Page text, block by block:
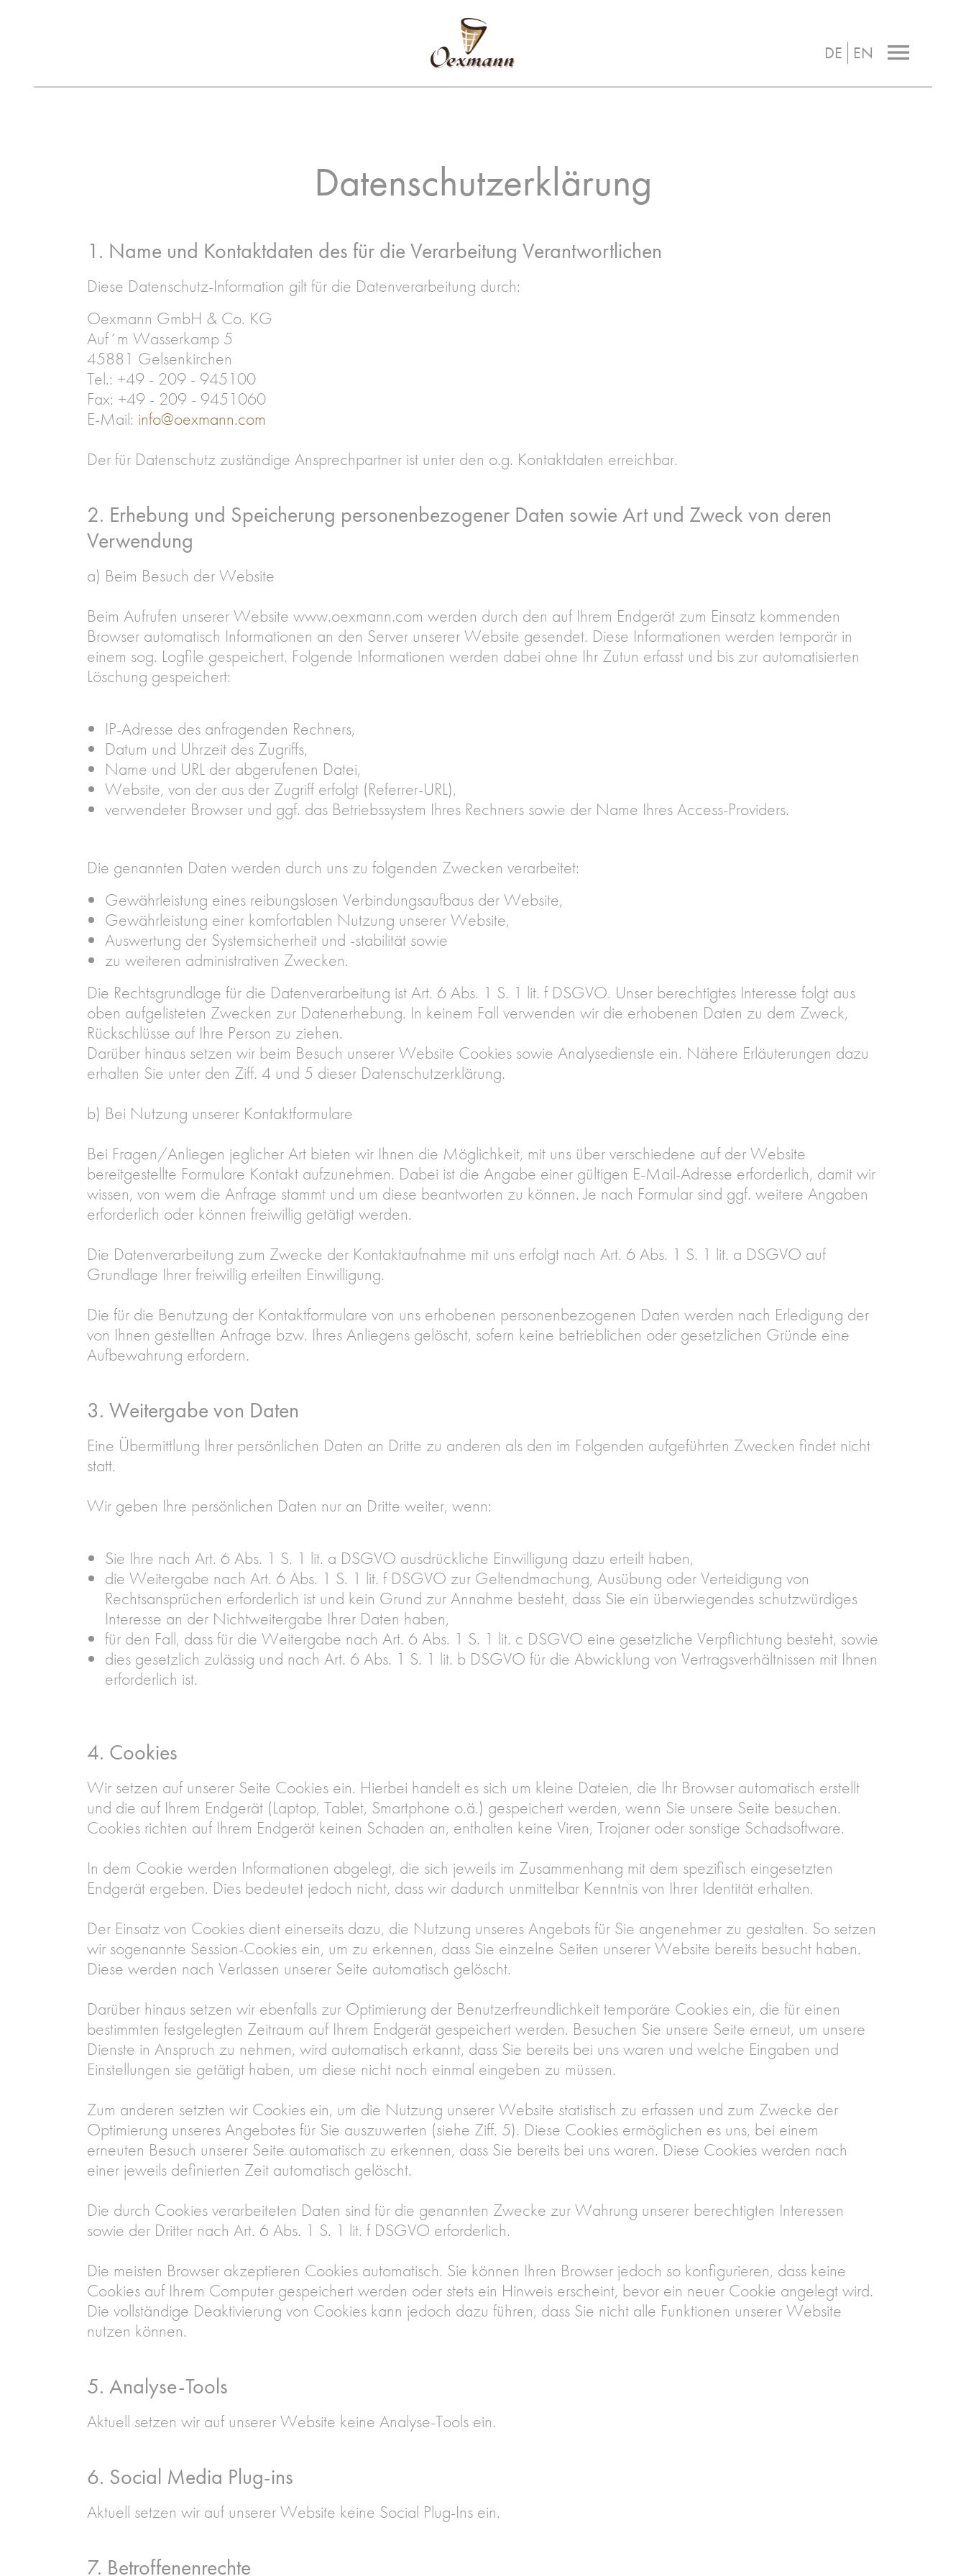
DE | EN menu
Datenschutzerklärung
1. Name und Kontaktdaten des für die Verarbeitung Verantwortlichen
Diese Datenschutz-Information gilt für die Datenverarbeitung durch:
Oexmann GmbH & Co. KG
Auf´m Wasserkamp 5
45881 Gelsenkirchen
Tel.: +49 - 209 - 945100
Fax: +49 - 209 - 9451060
E-Mail: info@oexmann.com
Der für Datenschutz zuständige Ansprechpartner ist unter den o.g. Kontaktdaten erreichbar.
2. Erhebung und Speicherung personenbezogener Daten sowie Art und Zweck von deren
Verwendung
a) Beim Besuch der Website
Beim Aufrufen unserer Website www.oexmann.com werden durch den auf Ihrem Endgerät zum Einsatz kommenden
Browser automatisch Informationen an den Server unserer Website gesendet. Diese Informationen werden temporär in
einem sog. Logfile gespeichert. Folgende Informationen werden dabei ohne Ihr Zutun erfasst und bis zur automatisierten
Löschung gespeichert:
IP-Adresse des anfragenden Rechners,
Datum und Uhrzeit des Zugriffs,
Name und URL der abgerufenen Datei,
Website, von der aus der Zugriff erfolgt (Referrer-URL),
verwendeter Browser und ggf. das Betriebssystem Ihres Rechners sowie der Name Ihres Access-Providers.
Die genannten Daten werden durch uns zu folgenden Zwecken verarbeitet:
Gewährleistung eines reibungslosen Verbindungsaufbaus der Website,
Gewährleistung einer komfortablen Nutzung unserer Website,
Auswertung der Systemsicherheit und -stabilität sowie
zu weiteren administrativen Zwecken.
Die Rechtsgrundlage für die Datenverarbeitung ist Art. 6 Abs. 1 S. 1 lit. f DSGVO. Unser berechtigtes Interesse folgt aus
oben aufgelisteten Zwecken zur Datenerhebung. In keinem Fall verwenden wir die erhobenen Daten zu dem Zweck,
Rückschlüsse auf Ihre Person zu ziehen.
Darüber hinaus setzen wir beim Besuch unserer Website Cookies sowie Analysedienste ein. Nähere Erläuterungen dazu
erhalten Sie unter den Ziff. 4 und 5 dieser Datenschutzerklärung.
b) Bei Nutzung unserer Kontaktformulare
Bei Fragen/Anliegen jeglicher Art bieten wir Ihnen die Möglichkeit, mit uns über verschiedene auf der Website
bereitgestellte Formulare Kontakt aufzunehmen. Dabei ist die Angabe einer gültigen E-Mail-Adresse erforderlich, damit wir
wissen, von wem die Anfrage stammt und um diese beantworten zu können. Je nach Formular sind ggf. weitere Angaben
erforderlich oder können freiwillig getätigt werden.
Die Datenverarbeitung zum Zwecke der Kontaktaufnahme mit uns erfolgt nach Art. 6 Abs. 1 S. 1 lit. a DSGVO auf
Grundlage Ihrer freiwillig erteilten Einwilligung.
Die für die Benutzung der Kontaktformulare von uns erhobenen personenbezogenen Daten werden nach Erledigung der
von Ihnen gestellten Anfrage bzw. Ihres Anliegens gelöscht, sofern keine betrieblichen oder gesetzlichen Gründe eine
Aufbewahrung erfordern.
3. Weitergabe von Daten
Eine Übermittlung Ihrer persönlichen Daten an Dritte zu anderen als den im Folgenden aufgeführten Zwecken findet nicht
statt.
Wir geben Ihre persönlichen Daten nur an Dritte weiter, wenn:
Sie Ihre nach Art. 6 Abs. 1 S. 1 lit. a DSGVO ausdrückliche Einwilligung dazu erteilt haben,
die Weitergabe nach Art. 6 Abs. 1 S. 1 lit. f DSGVO zur Geltendmachung, Ausübung oder Verteidigung von
Rechtsansprüchen erforderlich ist und kein Grund zur Annahme besteht, dass Sie ein überwiegendes schutzwürdiges
Interesse an der Nichtweitergabe Ihrer Daten haben,
für den Fall, dass für die Weitergabe nach Art. 6 Abs. 1 S. 1 lit. c DSGVO eine gesetzliche Verpflichtung besteht, sowie
dies gesetzlich zulässig und nach Art. 6 Abs. 1 S. 1 lit. b DSGVO für die Abwicklung von Vertragsverhältnissen mit Ihnen
erforderlich ist.
4. Cookies
Wir setzen auf unserer Seite Cookies ein. Hierbei handelt es sich um kleine Dateien, die Ihr Browser automatisch erstellt
und die auf Ihrem Endgerät (Laptop, Tablet, Smartphone o.ä.) gespeichert werden, wenn Sie unsere Seite besuchen.
Cookies richten auf Ihrem Endgerät keinen Schaden an, enthalten keine Viren, Trojaner oder sonstige Schadsoftware.
In dem Cookie werden Informationen abgelegt, die sich jeweils im Zusammenhang mit dem spezifisch eingesetzten
Endgerät ergeben. Dies bedeutet jedoch nicht, dass wir dadurch unmittelbar Kenntnis von Ihrer Identität erhalten.
Der Einsatz von Cookies dient einerseits dazu, die Nutzung unseres Angebots für Sie angenehmer zu gestalten. So setzen
wir sogenannte Session-Cookies ein, um zu erkennen, dass Sie einzelne Seiten unserer Website bereits besucht haben.
Diese werden nach Verlassen unserer Seite automatisch gelöscht.
Darüber hinaus setzen wir ebenfalls zur Optimierung der Benutzerfreundlichkeit temporäre Cookies ein, die für einen
bestimmten festgelegten Zeitraum auf Ihrem Endgerät gespeichert werden. Besuchen Sie unsere Seite erneut, um unsere
Dienste in Anspruch zu nehmen, wird automatisch erkannt, dass Sie bereits bei uns waren und welche Eingaben und
Einstellungen sie getätigt haben, um diese nicht noch einmal eingeben zu müssen.
Zum anderen setzten wir Cookies ein, um die Nutzung unserer Website statistisch zu erfassen und zum Zwecke der
Optimierung unseres Angebotes für Sie auszuwerten (siehe Ziff. 5). Diese Cookies ermöglichen es uns, bei einem
erneuten Besuch unserer Seite automatisch zu erkennen, dass Sie bereits bei uns waren. Diese Cookies werden nach
einer jeweils definierten Zeit automatisch gelöscht.
Die durch Cookies verarbeiteten Daten sind für die genannten Zwecke zur Wahrung unserer berechtigten Interessen
sowie der Dritter nach Art. 6 Abs. 1 S. 1 lit. f DSGVO erforderlich.
Die meisten Browser akzeptieren Cookies automatisch. Sie können Ihren Browser jedoch so konfigurieren, dass keine
Cookies auf Ihrem Computer gespeichert werden oder stets ein Hinweis erscheint, bevor ein neuer Cookie angelegt wird.
Die vollständige Deaktivierung von Cookies kann jedoch dazu führen, dass Sie nicht alle Funktionen unserer Website
nutzen können.
5. Analyse-Tools
Aktuell setzen wir auf unserer Website keine Analyse-Tools ein.
6. Social Media Plug-ins
Aktuell setzen wir auf unserer Website keine Social Plug-Ins ein.
7. Betroffenenrechte